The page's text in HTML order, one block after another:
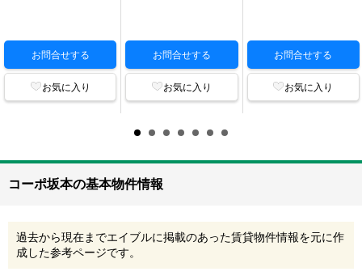
お問合せする
お気に入り
お問合せする
お気に入り
お問合せする
お気に入り
コーポ坂本の基本物件情報
過去から現在までエイブルに掲載のあった賃貸物件情報を元に作
成した参考ページです。